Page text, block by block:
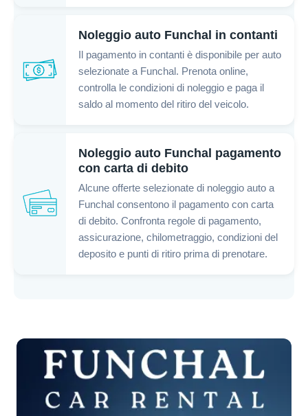
Noleggio auto Funchal in contanti
Il pagamento in contanti è disponibile per auto
selezionate a Funchal. Prenota online,
controlla le condizioni di noleggio e paga il
saldo al momento del ritiro del veicolo.
Noleggio auto Funchal pagamento
con carta di debito
Alcune offerte selezionate di noleggio auto a
Funchal consentono il pagamento con carta
di debito. Confronta regole di pagamento,
assicurazione, chilometraggio, condizioni del
deposito e punti di ritiro prima di prenotare.